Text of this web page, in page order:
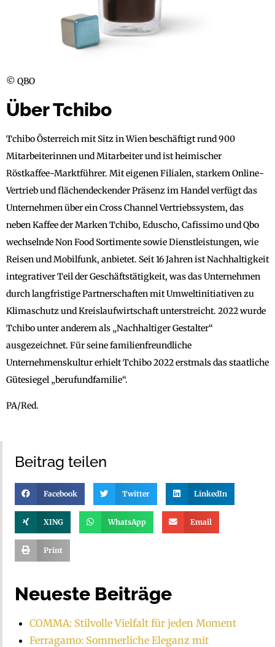
© QBO
Über Tchibo
Tchibo Österreich mit Sitz in Wien beschäftigt rund 900
Mitarbeiterinnen und Mitarbeiter und ist heimischer
Röstkaffee-Marktführer. Mit eigenen Filialen, starkem Online-
Vertrieb und flächendeckender Präsenz im Handel verfügt das
Unternehmen über ein Cross Channel Vertriebssystem, das
neben Kaffee der Marken Tchibo, Eduscho, Cafissimo und Qbo
wechselnde Non Food Sortimente sowie Dienstleistungen, wie
Reisen und Mobilfunk, anbietet. Seit 16 Jahren ist Nachhaltigkeit
integrativer Teil der Geschäftstätigkeit, was das Unternehmen
durch langfristige Partnerschaften mit Umweltinitiativen zu
Klimaschutz und Kreislaufwirtschaft unterstreicht. 2022 wurde
Tchibo unter anderem als „Nachhaltiger Gestalter“
ausgezeichnet. Für seine familienfreundliche
Unternehmenskultur erhielt Tchibo 2022 erstmals das staatliche
Gütesiegel „berufundfamilie“.
PA/Red.
Beitrag teilen
Facebook Twitter LinkedIn
XING WhatsApp Email
Print
Neueste Beiträge
COMMA: Stilvolle Vielfalt für jeden Moment
Ferragamo: Sommerliche Eleganz mit